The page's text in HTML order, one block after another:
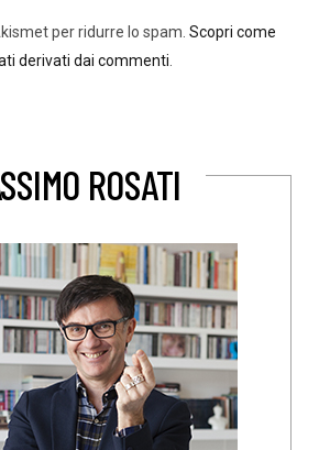
per ridurre lo spam. Scopri come
derivati dai commenti
ROSATI